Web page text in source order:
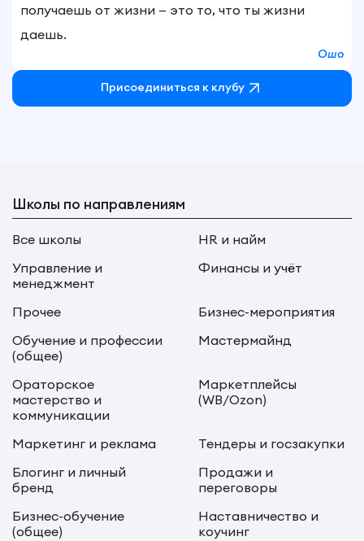
получаешь от жизни — это то, что ты жизни
даешь.
Ошо
Присоединиться к клубу
Школы по направлениям
Все школы
HR и найм
Управление и
менеджмент
Финансы и учёт
Прочее
Бизнес-мероприятия
Обучение и профессии
(общее)
Мастермайнд
Ораторское
мастерство и
коммуникации
Маркетплейсы
(WB/Ozon)
Маркетинг и реклама
Тендеры и госзакупки
Блогинг и личный
бренд
Продажи и
переговоры
Бизнес-обучение
(общее)
Наставничество и
коучинг